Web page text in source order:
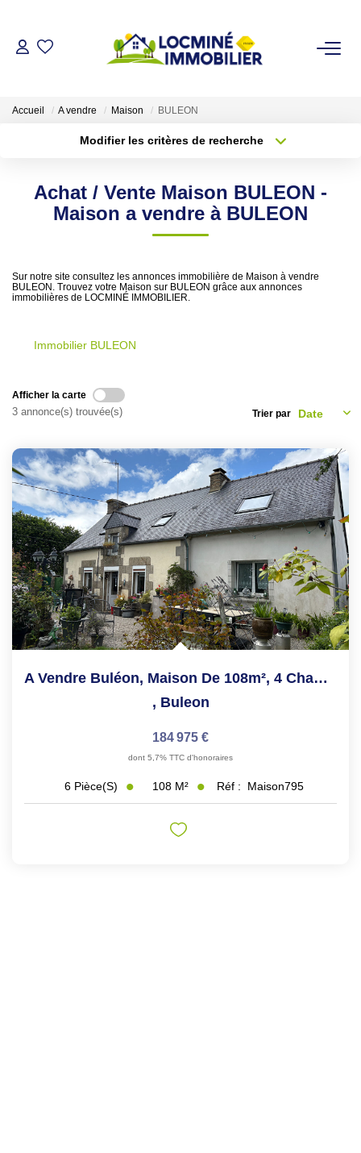
L'AGENCE
EN
Accueil A vendre Maison BULEON
Modifier les critères de recherche
Sélectionnez...
Type de bien
Surface min
Créer une alerte
Achat / Vente Maison BULEON -
Maison a vendre à BULEON
Sur notre site consultez les annonces immobilière de Maison à vendre
BULEON. Trouvez votre Maison sur BULEON grâce aux annonces
immobilières de LOCMINÉ IMMOBILIER.
Immobilier BULEON
Afficher la carte
3 annonce(s) trouvée(s) Trier par
A Vendre Buléon, Maison De 108m², 4 Chambres, Sur Un...
, Buleon
184 975 €
dont 5,7% TTC d'honoraires
6 Pièce(s) 108 M² Réf : Maison795